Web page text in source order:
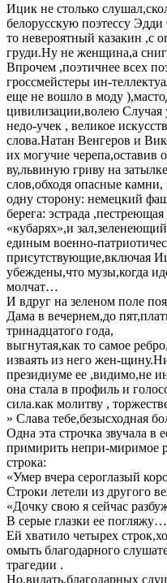
Ицик не столько
белорусскую поэтессу
то невероятный казакин ,с
груди.Ну не женщина,а
Впрочем ,поэтичнее всех
гроссмейстеры ин-
еще не вошло в моду
цивилизации,волею Случая
недо-учек , великое
слова.Натан Венгеров и
их могучие черепа,оставив
ву,львиную гриву на
слов,обходя опасные
одну сторону: немецкий
берега: эстрада
«кубарях»,и
единым военно-
присутствующие,включая
убеждены,что музы,когда
молчат…
И вдруг на зеленом поле
Дама в вечернем,до
тринадцатого года,
выгнутая,как то самое
изваять из него жен-
президиуме ее ,видимо,не
она стала в профиль и
сила.как молитву ,
» Слава тебе,безысходная
Одна эта строчка звучала в
примирить непри-миримое
строка:
«Умер вчера сероглазый
Строки летели из другого
«Дочку свою я сейчас
В серые глазки ее
Ей хватило четырех
омыть благодарного
трагедии .
Но,видать,благодарных